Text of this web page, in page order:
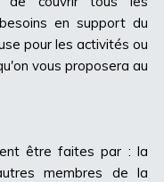
en support du
pour les activités ou
vous proposera au
être faites par : la
membres de la